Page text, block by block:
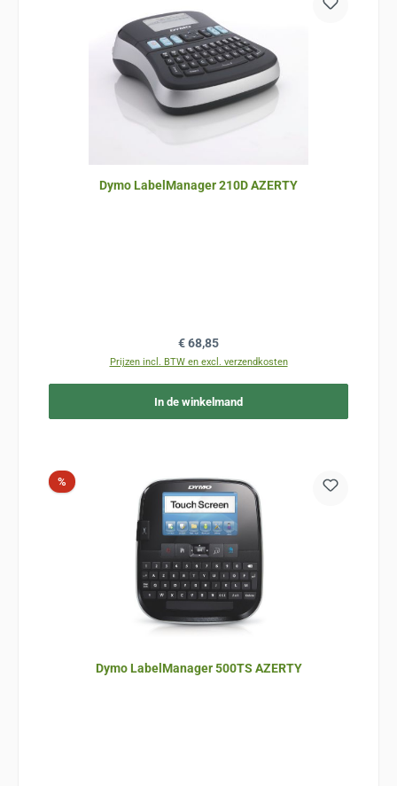
Dymo LabelManager 210D AZERTY
Normale prijs:
€ 68,85
Prijzen incl. BTW en excl. verzendkosten
In de winkelmand
%Korting
Dymo LabelManager 500TS AZERTY